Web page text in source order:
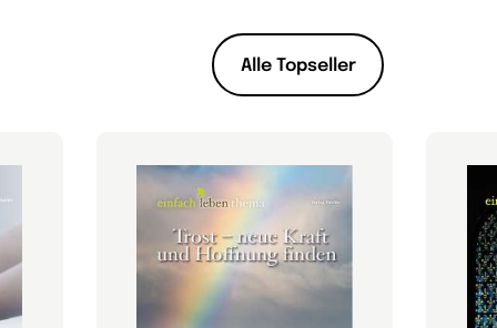
Alle Topseller